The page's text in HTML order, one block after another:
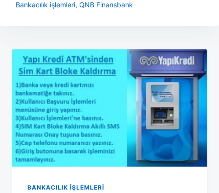
Bankacılık işlemleri, QNB Finansbank
gezinmesi
BANKACILIK IŞLEMLERI